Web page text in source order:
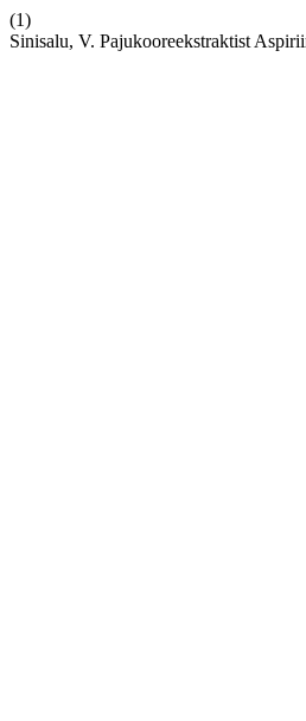
(1)
Sinisalu, V. Pajukooreekstraktist